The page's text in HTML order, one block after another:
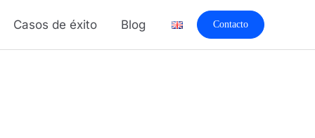
Casos de éxito Blog Contacto